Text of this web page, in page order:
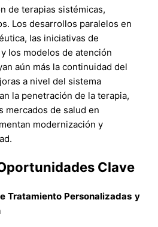
de terapias sistémicas,
Los desarrollos paralelos en
las iniciativas de
los modelos de atención
aún más la continuidad del
a nivel del sistema
la penetración de la terapia,
mercados de salud en
modernización y
Clave
Tratamiento Personalizadas y